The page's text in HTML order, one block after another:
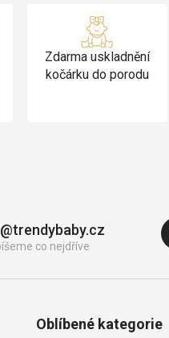
Zdarma uskladnění
kočárku do porodu
@trendybaby.cz
Oblíbené kategorie